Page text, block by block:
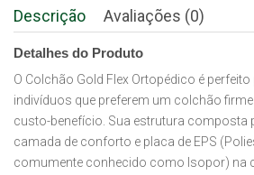
Descrição Avaliações (0)
Detalhes do Produto
O Colchão Gold Flex Ortopédico é
indivíduos que preferem um colchão
custo-benefício. Sua estrutura composta
camada de conforto e placa de EPS
comumente conhecido como Isopor) na